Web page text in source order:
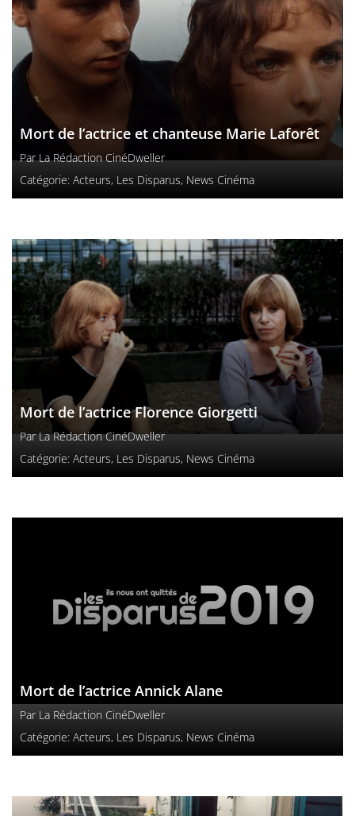
Mort de l’actrice et chanteuse Marie Laforêt
ParLa Rédaction CinéDweller
Catégorie: Acteurs, Les Disparus, News Cinéma
Mort de l’actrice Florence Giorgetti
ParLa Rédaction CinéDweller
Catégorie: Acteurs, Les Disparus, News Cinéma
Mort de l’actrice Annick Alane
Par La Rédaction CinéDweller
Catégorie: Acteurs, Les Disparus, News Cinéma